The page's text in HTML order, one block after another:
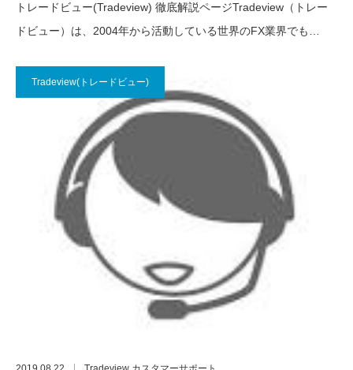
トレードビュー(Tradeview) 徹底解説ページTradeview（トレー
ドビュー）は、2004年から活動している世界のFX業界でも…
Tradeview(トレードビュー)